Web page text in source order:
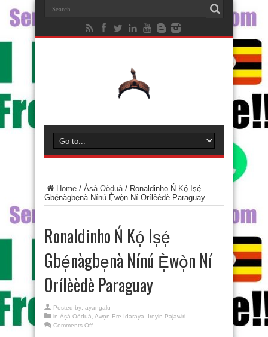
Home / Àṣà Oòduà/ Ronaldinho Ń Kó̩ Is̩é̩
Gbé̩nàgbe̩nà Nínú È̩wò̩n Ní Orílèèdè Paraguay
Ronaldinho Ń Kó̩ Is̩é̩
Gbé̩nàgbe̩nà Nínú È̩wò̩n Ní
Orílèèdè Paraguay
Posted by: ayangalu
in Àṣà Oòduà Awọn Ere Idaraya
Iroyin Pajawiri
Comments Offon